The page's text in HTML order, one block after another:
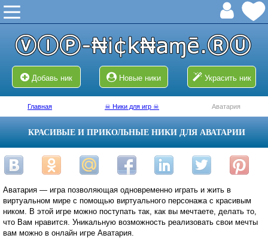
Добавь ник Новые ники Украсить ник
Главная ☠ Ники для игр ☠ Аватария
КРАСИВЫЕ И ПРИКОЛЬНЫЕ НИКИ ДЛЯ АВАТАРИИ
Аватария — игра позволяющая одновременно играть и жить в
виртуальном мире с помощью виртуального персонажа с красивым
ником. В этой игре можно поступать так, как вы мечтаете, делать то,
что Вам нравится. Уникальную возможность реализовать свои мечты
вам можно в онлайн игре Аватария.